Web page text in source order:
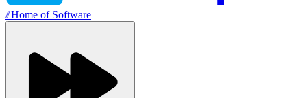
//Home of Software